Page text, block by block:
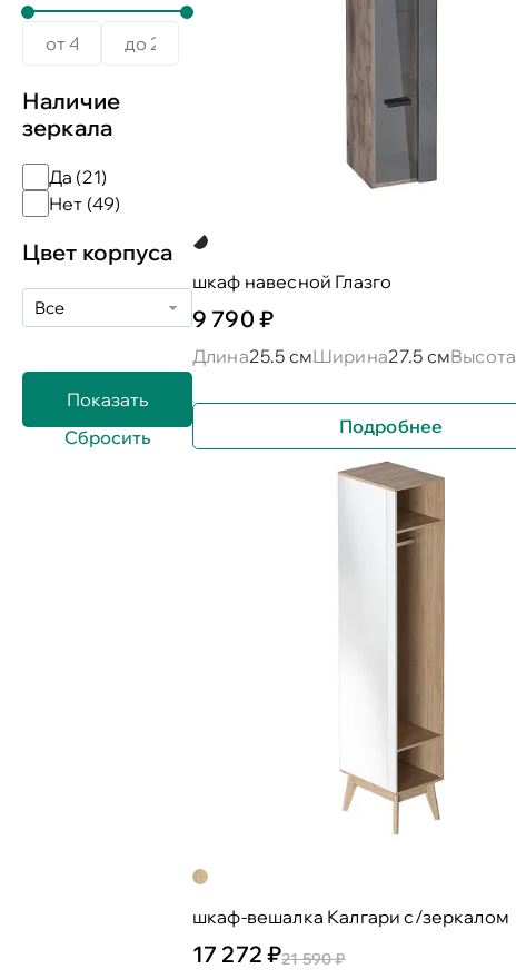
Наличие
зеркала
Да (21)
Нет (49)
Цвет корпуса
Все
шкаф навесной Глазго
9 790 ₽
Длина25.5 смШирина27.5 смВысота
Подробнее
шкаф-вешалка Калгари с/зеркалом
17 272 ₽21 590 ₽